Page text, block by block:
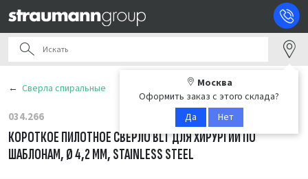
Москва
Оформить заказ с этого склада?
Да
Нет
Сверла спиральные
034.266
КОРОТКОЕ ПИЛОТНОЕ СВЕРЛО BLT ДЛЯ ХИРУРГИИ ПО
ШАБЛОНАМ, Ø 4,2 ММ, STAINLESS STEEL